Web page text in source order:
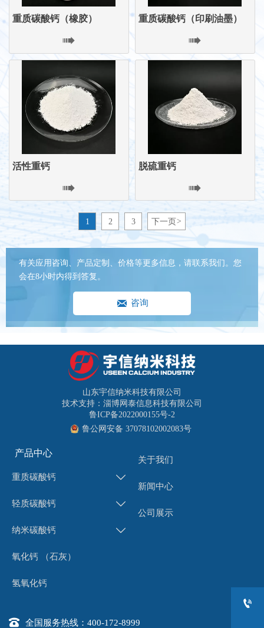
重质碳酸钙（橡胶）

重质碳酸钙（印刷油墨）

活性重钙

脱硫重钙

1 2 3 下一页>
有关应用咨询、产品定制、价格等更多信息，请联系我们。您
会在8小时内得到答复。
 咨询
山东宇信纳米科技有限公司
技术支持：淄博网泰信息科技有限公司
鲁ICP备2022000155号-2
鲁公网安备 37078102002083号
产品中心
重质碳酸钙 
轻质碳酸钙 
纳米碳酸钙 
氧化钙 （石灰）
氢氧化钙
关于我们
新闻中心
公司展示
 全国服务热线：400-172-8999
